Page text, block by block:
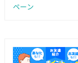
ペーン